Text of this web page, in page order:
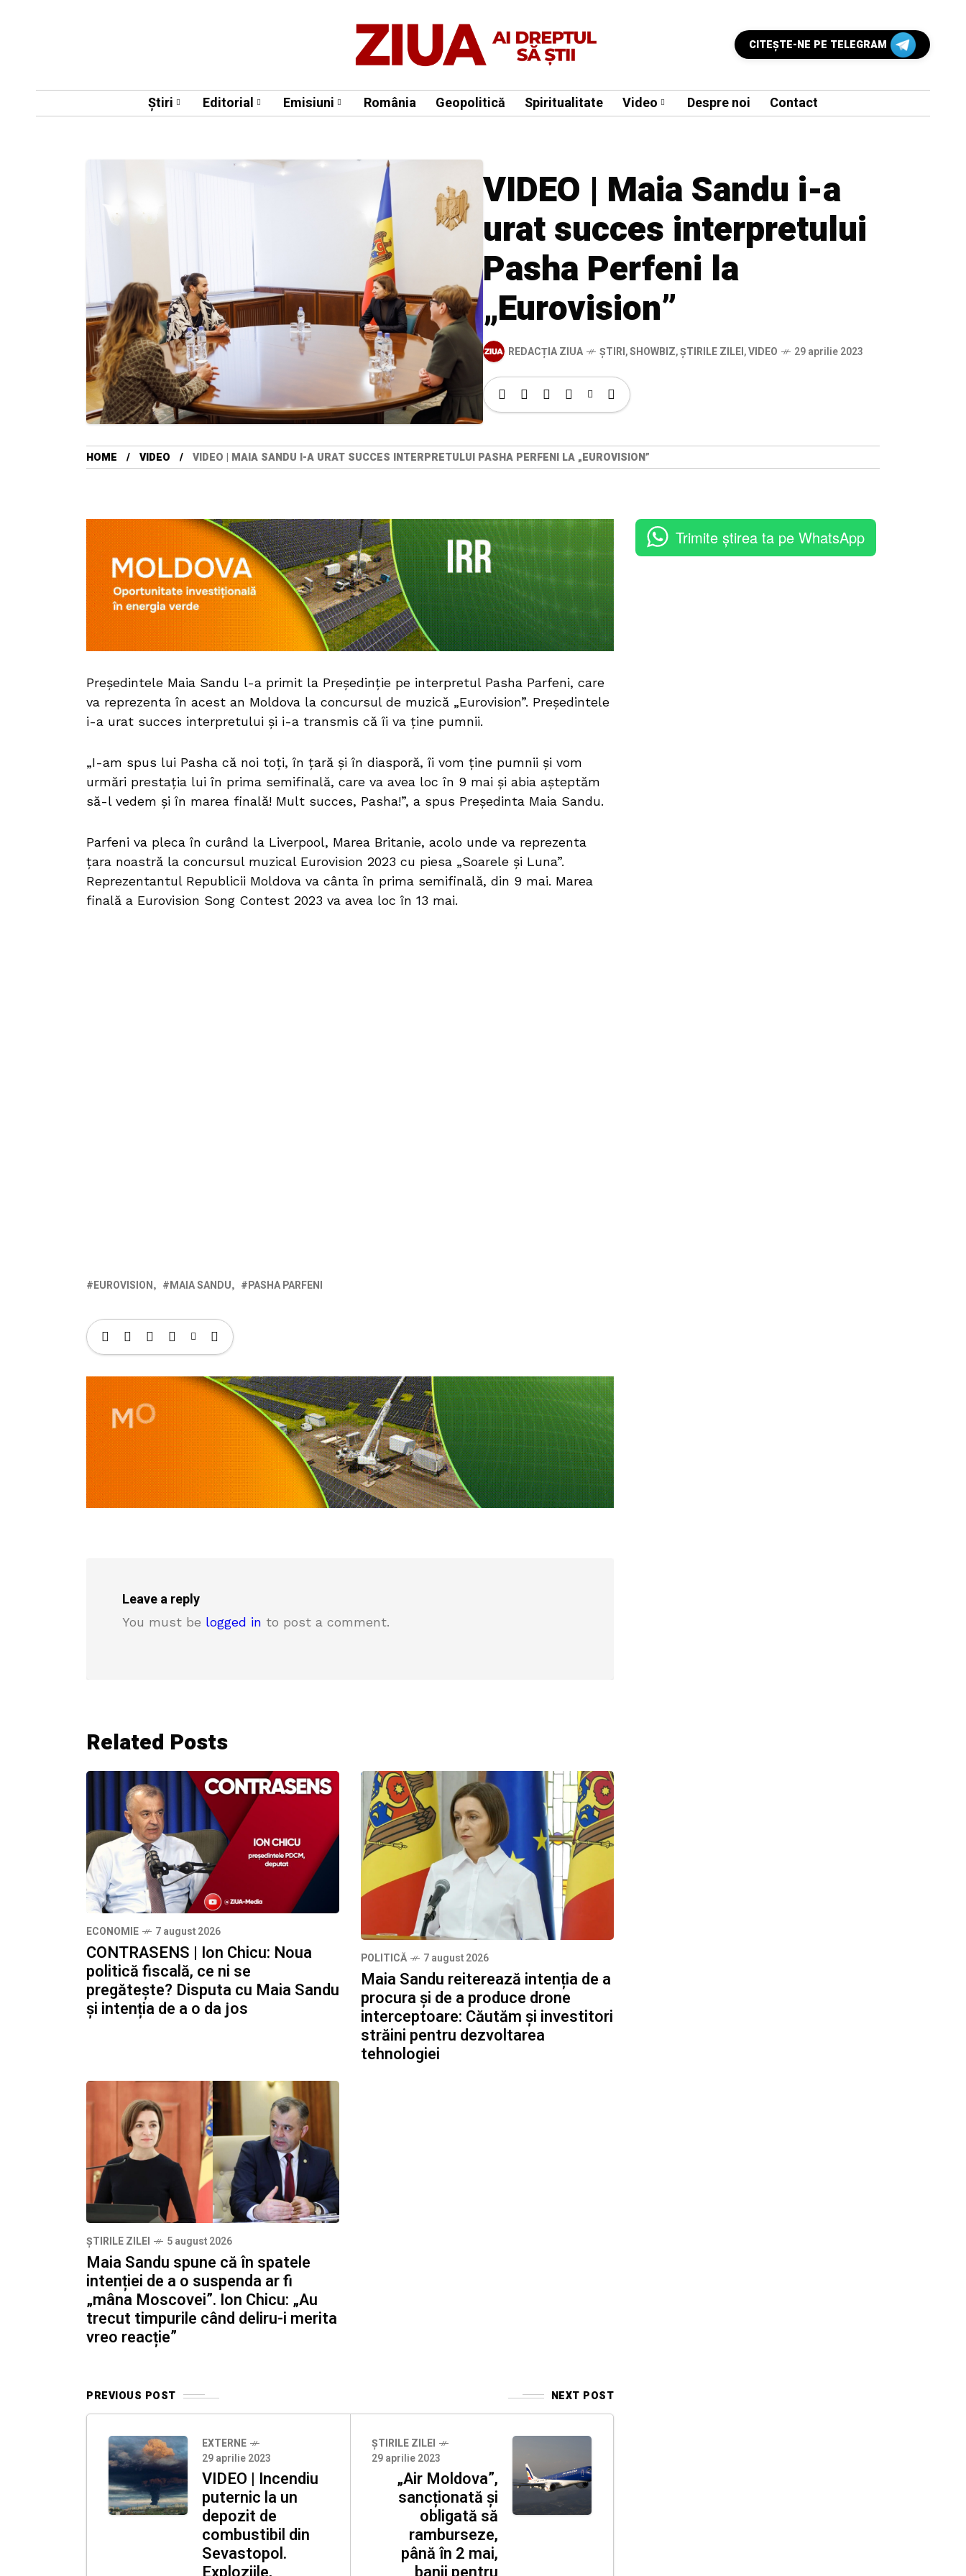
CITEŞTE-NE PE TELEGRAM
Știri Editorial Emisiuni România Geopolitică Spiritualitate Video Despre noi Contact
VIDEO | Maia Sandu i-a
urat succes interpretului
Pasha Perfeni la
„Eurovision”
REDACȚIA ZIUA ȘTIRI,SHOWBIZ,ȘTIRILE ZILEI,VIDEO 29 aprilie 2023
HOME VIDEO VIDEO | MAIA SANDU I-A URAT SUCCES INTERPRETULUI PASHA PERFENI LA „EUROVISION”
Președintele Maia Sandu l-a primit la Președinție pe interpretul Pasha Parfeni, care
va reprezenta în acest an Moldova la concursul de muzică „Eurovision”. Președintele
i-a urat succes interpretului și i-a transmis că îi va ține pumnii.
„I-am spus lui Pasha că noi toți, în țară și în diasporă, îi vom ține pumnii și vom
urmări prestația lui în prima semifinală, care va avea loc în 9 mai și abia așteptăm
să-l vedem și în marea finală! Mult succes, Pasha!”, a spus Președinta Maia Sandu.
Parfeni va pleca în curând la Liverpool, Marea Britanie, acolo unde va reprezenta
țara noastră la concursul muzical Eurovision 2023 cu piesa „Soarele și Luna”.
Reprezentantul Republicii Moldova va cânta în prima semifinală, din 9 mai. Marea
finală a Eurovision Song Contest 2023 va avea loc în 13 mai.
EUROVISION MAIA SANDU PASHA PARFENI
Leave a reply
You must be logged in to post a comment.
Related Posts
ECONOMIE 7 august 2026
CONTRASENS | Ion Chicu: Noua
politică fiscală, ce ni se
pregătește? Disputa cu Maia Sandu
și intenția de a o da jos
POLITICĂ 7 august 2026
Maia Sandu reiterează intenția de a
procura și de a produce drone
interceptoare: Căutăm și investitori
străini pentru dezvoltarea
tehnologiei
ȘTIRILE ZILEI 5 august 2026
Maia Sandu spune că în spatele
intenției de a o suspenda ar fi
„mâna Moscovei”. Ion Chicu: „Au
trecut timpurile când deliru-i merita
vreo reacție”
PREVIOUS POST NEXT POST
EXTERNE
29 aprilie 2023
VIDEO | Incendiu
puternic la un
depozit de
combustibil din
Sevastopol.
ȘTIRILE ZILEI
29 aprilie 2023
„Air Moldova”,
sancționată și
obligată să
ramburseze,
până în 2 mai,
Trimite știrea ta pe WhatsApp